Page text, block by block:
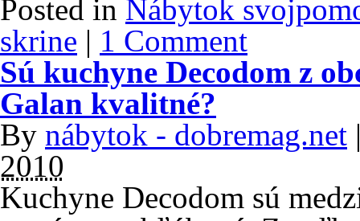
Posted in Nábytok
skrine | 1 Comment
Sú kuchyne Decodom z
Galan kvalitné?
By nábytok - dobremag.net
2010
Kuchyne Decodom sú